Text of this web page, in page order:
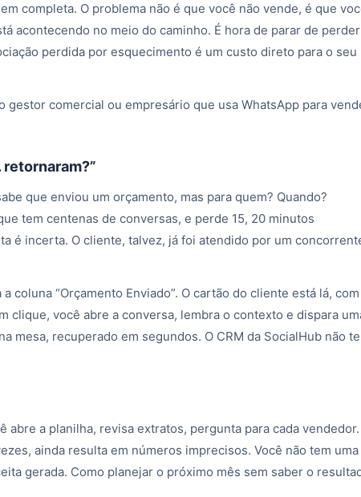
completa. O problema não é que você não vende, é que
acontecendo no meio do caminho. É hora de parar de perder
perdida por esquecimento é um custo direto para o seu
gestor comercial ou empresário que usa WhatsApp para
que enviou um orçamento, mas para quem? Quando?
tem centenas de conversas, e perde 15, 20 minutos
é incerta. O cliente, talvez, já foi atendido por um
a coluna “Orçamento Enviado”. O cartão do cliente está lá, com
clique, você abre a conversa, lembra o contexto e dispara
mesa, recuperado em segundos. O CRM da SocialHub não te
abre a planilha, revisa extratos, pergunta para cada vendedor.
ainda resulta em números imprecisos. Você não tem uma
gerada. Como planejar o próximo mês sem saber o